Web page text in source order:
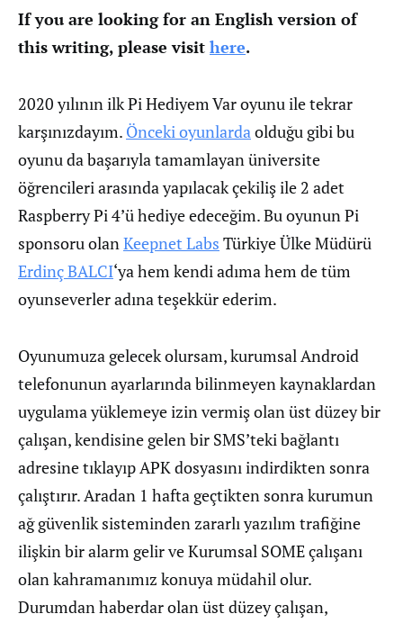
If you are looking for an English version of
this writing, please visit here.
2020 yılının ilk Pi Hediyem Var oyunu ile tekrar
karşınızdayım. Önceki oyunlardaolduğu gibi bu
oyunu da başarıyla tamamlayan üniversite
öğrencileri arasında yapılacak çekiliş ile 2 adet
Raspberry Pi 4’ü hediye edeceğim. Bu oyunun Pi
sponsoru olanKeepnet Labs Türkiye Ülke Müdürü
Erdinç BALCI‘ya hem kendi adıma hem de tüm
oyunseverler adına teşekkür ederim.
Oyunumuza gelecek olursam, kurumsal Android
telefonunun ayarlarında bilinmeyen kaynaklardan
uygulama yüklemeye izin vermiş olan üst düzey bir
çalışan, kendisine gelen bir SMS’teki bağlantı
adresine tıklayıp APK dosyasını indirdikten sonra
çalıştırır. Aradan 1 hafta geçtikten sonra kurumun
ağ güvenlik sisteminden zararlı yazılım trafiğine
ilişkin bir alarm gelir ve Kurumsal SOME çalışanı
olan kahramanımız konuya müdahil olur.
Durumdan haberdar olan üst düzey çalışan,